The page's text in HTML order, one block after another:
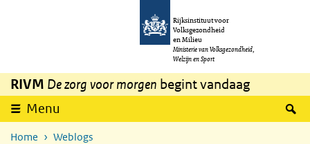
Overslaan en naar de inhoud gaan
Rijksinstituut voor
Volksgezondheid
en Milieu
Ministerie van Volksgezondheid,
Welzijn en Sport
RIVM De zorg voor morgen begint vandaag
Menu
Home
Weblogs